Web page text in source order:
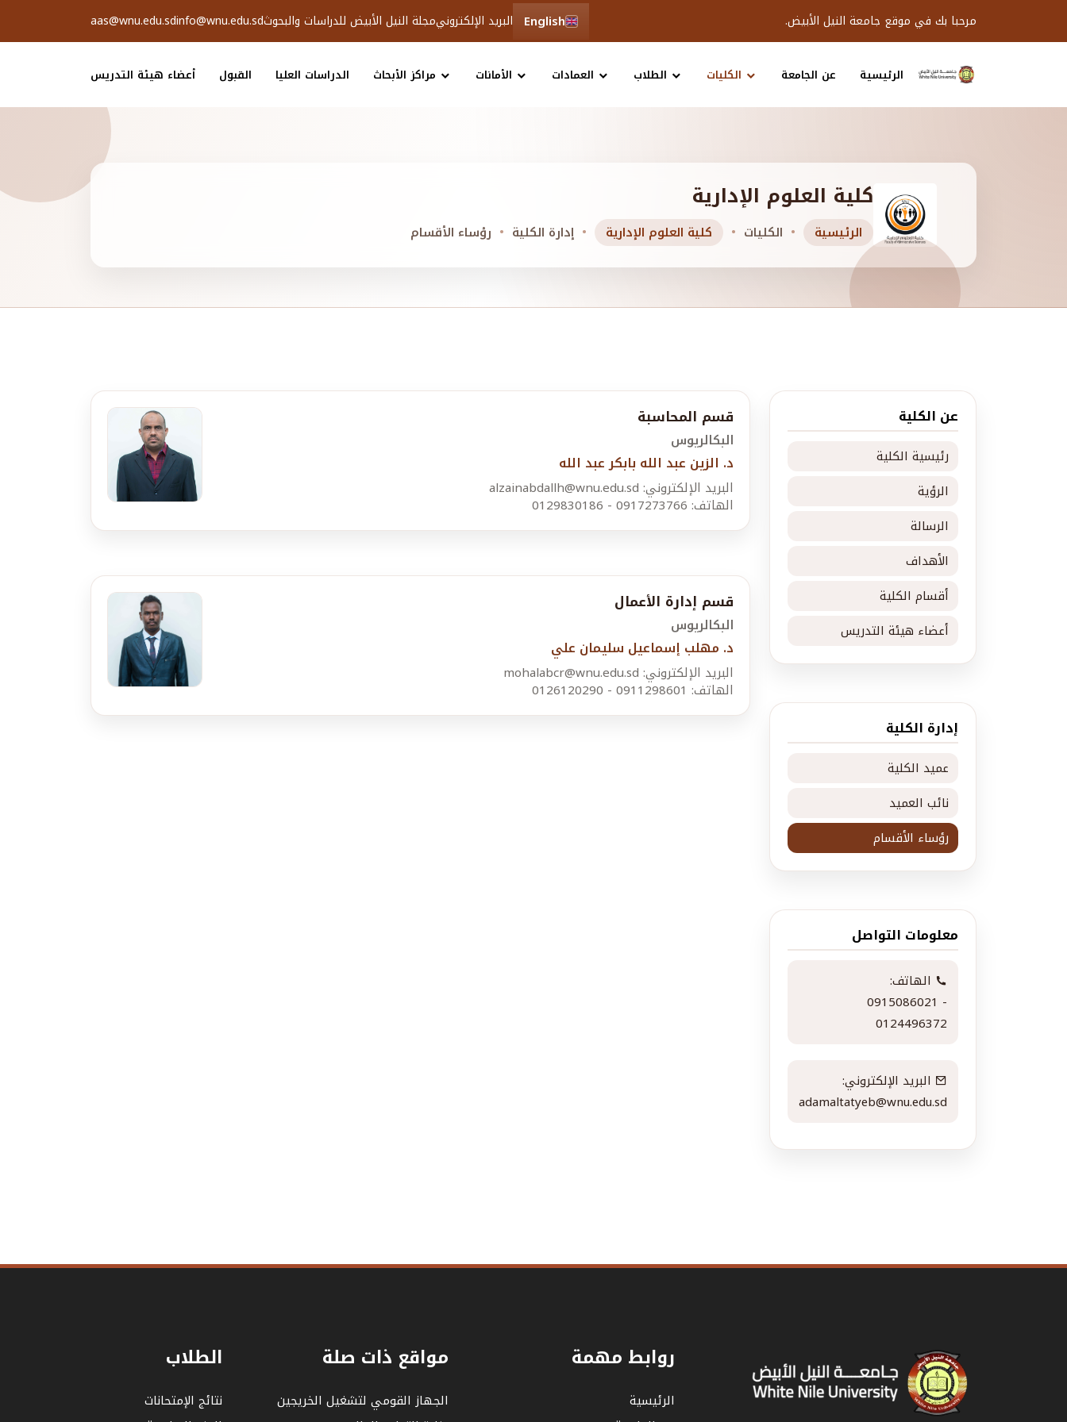
مرحبا بك في موقع جامعة النيل الأبيض. English البريد الإلكترونيمجلة النيل الأبيض للدراسات والبحوثinfo@wnu.edu.sd
aas@wnu.edu.sd
الرئيسية عن الجامعة الكليات الطلاب العمادات الأمانات مراكز الأبحاث الدراسات العليا القبول أعضاء هيئة التدريس
كلية العلوم الإدارية
الرئيسية الكليات كلية العلوم الإدارية إدارة الكلية رؤساء الأقسام
عن الكلية
رئيسية الكلية
الرؤية
الرسالة
الأهداف
أقسام الكلية
أعضاء هيئة التدريس
إدارة الكلية
عميد الكلية
نائب العميد
رؤساء الأقسام
معلومات التواصل
الهاتف:
0915086021 -
0124496372
البريد الإلكتروني:
adamaltatyeb@wnu.edu.sd
قسم المحاسبة
البكالريوس
د. الزين عبد الله بابكر عبد الله
البريد الإلكتروني: alzainabdallh@wnu.edu.sd
الهاتف: 0917273766 - 0129830186
قسم إدارة الأعمال
البكالريوس
د. مهلب إسماعيل سليمان علي
البريد الإلكتروني: mohalabcr@wnu.edu.sd
الهاتف: 0911298601 - 0126120290
روابط مهمة
الرئيسية
مواقع ذات صلة
الجهاز القومي لتشغيل الخريجين
الطلاب
نتائج الإمتحانات